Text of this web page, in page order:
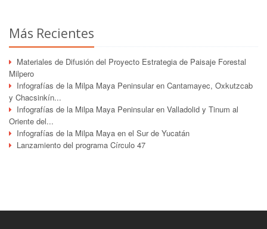
Más Recientes
Materiales de Difusión del Proyecto Estrategia de Paisaje Forestal
Milpero
Infografías de la Milpa Maya Peninsular en Cantamayec, Oxkutzcab
y Chacsinkín...
Infografías de la Milpa Maya Peninsular en Valladolid y Tinum al
Oriente del...
Infografías de la Milpa Maya en el Sur de Yucatán
Lanzamiento del programa Círculo 47